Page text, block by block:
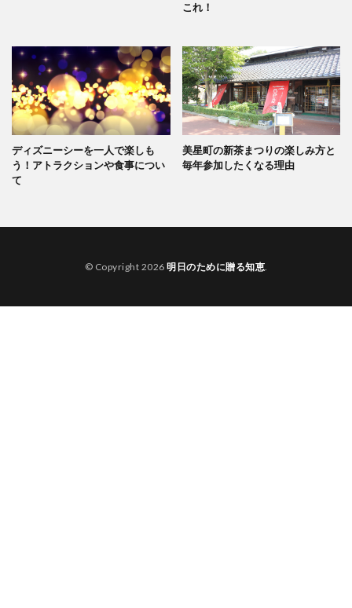
これ！
ディズニーシーを一人で楽しも
う！アトラクションや食事につい
て
美星町の新茶まつりの楽しみ方と
毎年参加したくなる理由
© Copyright 2026 明日のために贈る知恵.